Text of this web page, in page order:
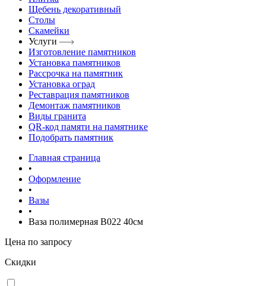
Щебень декоративный
Столы
Скамейки
Услуги
Изготовление памятников
Установка памятников
Рассрочка на памятник
Установка оград
Реставрация памятников
Демонтаж памятников
Виды гранита
QR-код памяти на памятнике
Подобрать памятник
Главная страница
•
Оформление
•
Вазы
•
Ваза полимерная В022 40см
Цена по запросу
Скидки